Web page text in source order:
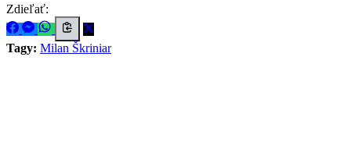
Zdieľať:
Tagy: Milan Škriniar